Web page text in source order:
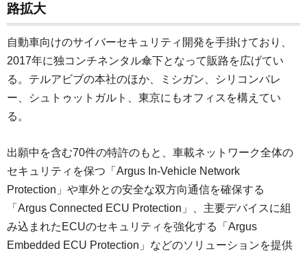
路拡大
自動車向けのサイバーセキュリティ開発を手掛けており、
2017年に独コンチネンタル傘下となって販路を広げてい
る。テルアビブの本社のほか、ミシガン、シリコンバレ
ー、シュトゥットガルト、東京にもオフィスを構えてい
る。
出願中を含む70件の特許のもと、車載ネットワーク全体の
セキュリティを保つ「Argus In-Vehicle Network
Protection」や車外との安全な双方向通信を確保する
「Argus Connected ECU Protection」、主要デバイスに組
み込まれたECUのセキュリティを強化する「Argus
Embedded ECU Protection」などのソリューションを提供